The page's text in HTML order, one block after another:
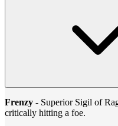
Frenzy - Superior Sigil of
critically hitting a foe.